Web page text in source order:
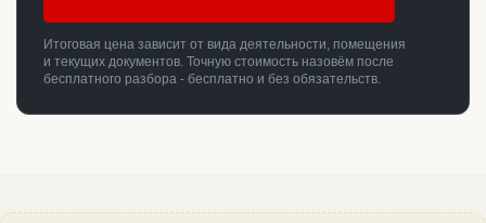
Итоговая цена зависит от вида деятельности, помещения
и текущих документов. Точную стоимость назовём после
бесплатного разбора - бесплатно и без обязательств.